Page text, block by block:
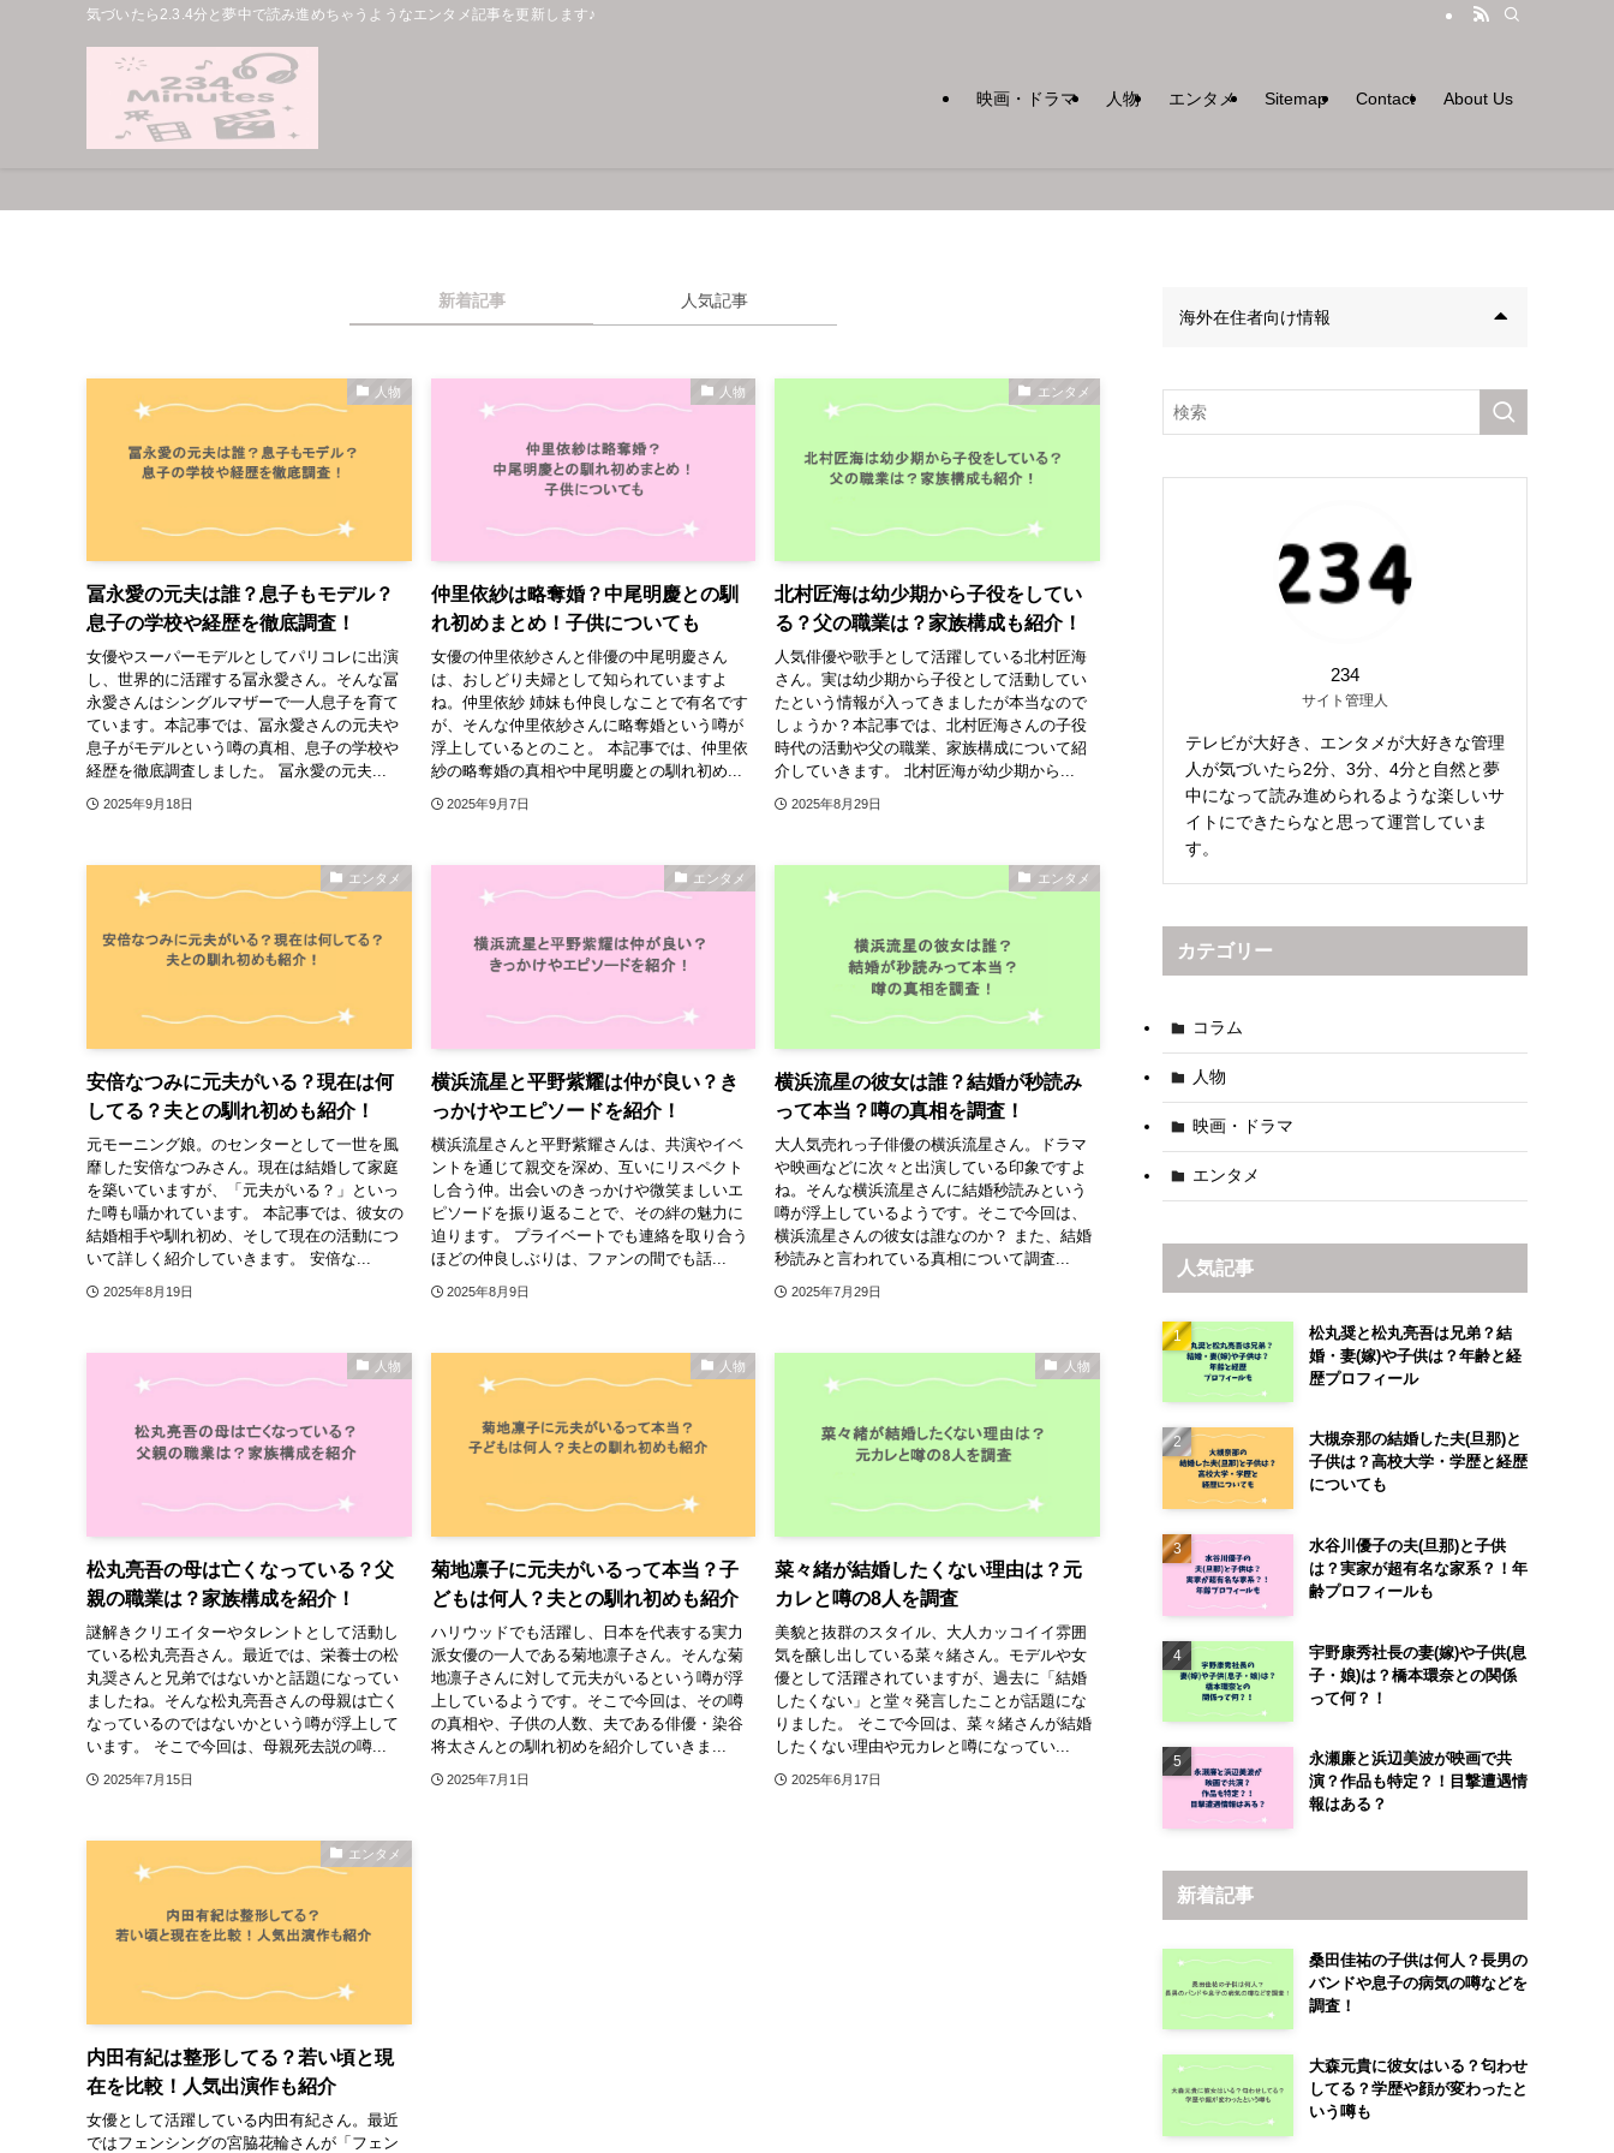
気づいたら2.3.4分と夢中で読み進めちゃうようなエンタメ記事を更新します♪
映画・ドラマ 人物 エンタメ Sitemap Contact About Us
新着記事 人気記事
人物
冨永愛の元夫は誰？息子もモデル？
息子の学校や経歴を徹底調査！
女優やスーパーモデルとしてパリコレに出演
し、世界的に活躍する冨永愛さん。そんな冨
永愛さんはシングルマザーで一人息子を育て
ています。本記事では、冨永愛さんの元夫や
息子がモデルという噂の真相、息子の学校や
経歴を徹底調査しました。 冨永愛の元夫...
2025年9月18日
人物
仲里依紗は略奪婚？中尾明慶との馴
れ初めまとめ！子供についても
女優の仲里依紗さんと俳優の中尾明慶さん
は、おしどり夫婦として知られていますよ
ね。仲里依紗 姉妹も仲良しなことで有名です
が、そんな仲里依紗さんに略奪婚という噂が
浮上しているとのこと。 本記事では、仲里依
紗の略奪婚の真相や中尾明慶との馴れ初め...
2025年9月7日
エンタメ
北村匠海は幼少期から子役をしてい
る？父の職業は？家族構成も紹介！
人気俳優や歌手として活躍している北村匠海
さん。実は幼少期から子役として活動してい
たという情報が入ってきましたが本当なので
しょうか？本記事では、北村匠海さんの子役
時代の活動や父の職業、家族構成について紹
介していきます。 北村匠海が幼少期から...
2025年8月29日
エンタメ
安倍なつみに元夫がいる？現在は何
してる？夫との馴れ初めも紹介！
元モーニング娘。のセンターとして一世を風
靡した安倍なつみさん。現在は結婚して家庭
を築いていますが、「元夫がいる？」といっ
た噂も囁かれています。 本記事では、彼女の
結婚相手や馴れ初め、そして現在の活動につ
いて詳しく紹介していきます。 安倍な...
2025年8月19日
エンタメ
横浜流星と平野紫耀は仲が良い？き
っかけやエピソードを紹介！
横浜流星さんと平野紫耀さんは、共演やイベ
ントを通じて親交を深め、互いにリスペクト
し合う仲。出会いのきっかけや微笑ましいエ
ピソードを振り返ることで、その絆の魅力に
迫ります。 プライベートでも連絡を取り合う
ほどの仲良しぶりは、ファンの間でも話...
2025年8月9日
エンタメ
横浜流星の彼女は誰？結婚が秒読み
って本当？噂の真相を調査！
大人気売れっ子俳優の横浜流星さん。ドラマ
や映画などに次々と出演している印象ですよ
ね。そんな横浜流星さんに結婚秒読みという
噂が浮上しているようです。そこで今回は、
横浜流星さんの彼女は誰なのか？ また、結婚
秒読みと言われている真相について調査...
2025年7月29日
人物
松丸亮吾の母は亡くなっている？父
親の職業は？家族構成を紹介！
謎解きクリエイターやタレントとして活動し
ている松丸亮吾さん。最近では、栄養士の松
丸奨さんと兄弟ではないかと話題になってい
ましたね。そんな松丸亮吾さんの母親は亡く
なっているのではないかという噂が浮上して
います。 そこで今回は、母親死去説の噂...
2025年7月15日
人物
菊地凛子に元夫がいるって本当？子
どもは何人？夫との馴れ初めも紹介
ハリウッドでも活躍し、日本を代表する実力
派女優の一人である菊地凛子さん。そんな菊
地凛子さんに対して元夫がいるという噂が浮
上しているようです。そこで今回は、その噂
の真相や、子供の人数、夫である俳優・染谷
将太さんとの馴れ初めを紹介していきま...
2025年7月1日
人物
菜々緒が結婚したくない理由は？元
カレと噂の8人を調査
美貌と抜群のスタイル、大人カッコイイ雰囲
気を醸し出している菜々緒さん。モデルや女
優として活躍されていますが、過去に「結婚
したくない」と堂々発言したことが話題にな
りました。 そこで今回は、菜々緒さんが結婚
したくない理由や元カレと噂になってい...
2025年6月17日
エンタメ
内田有紀は整形してる？若い頃と現
在を比較！人気出演作も紹介
女優として活躍している内田有紀さん。最近
ではフェンシングの宮脇花輪さんが「フェン
海外在住者向け情報
234
サイト管理人
テレビが大好き、エンタメが大好きな管理
人が気づいたら2分、3分、4分と自然と夢
中になって読み進められるような楽しいサ
イトにできたらなと思って運営していま
す。
カテゴリー
コラム
人物
映画・ドラマ
エンタメ
人気記事
松丸奨と松丸亮吾は兄弟？結
婚・妻(嫁)や子供は？年齢と経
歴プロフィール
大槻奈那の結婚した夫(旦那)と
子供は？高校大学・学歴と経歴
についても
水谷川優子の夫(旦那)と子供
は？実家が超有名な家系？！年
齢プロフィールも
宇野康秀社長の妻(嫁)や子供(息
子・娘)は？橋本環奈との関係
って何？！
永瀬廉と浜辺美波が映画で共
演？作品も特定？！目撃遭遇情
報はある？
新着記事
桑田佳祐の子供は何人？長男の
バンドや息子の病気の噂などを
調査！
大森元貴に彼女はいる？匂わせ
してる？学歴や顔が変わったと
いう噂も